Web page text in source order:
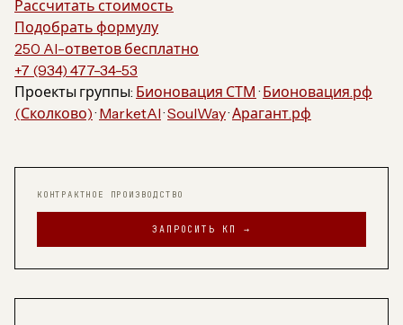
Рассчитать стоимость
Подобрать формулу
250 AI-ответов бесплатно
+7 (934) 477-34-53
Проекты группы: Бионовация СТМ · Бионовация.рф
(Сколково)· MarketAI·SoulWay·Арагант.рф
КОНТРАКТНОЕ ПРОИЗВОДСТВО
ЗАПРОСИТЬ КП →